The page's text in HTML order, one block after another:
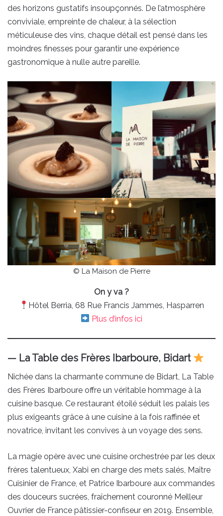
des horizons gustatifs insoupçonnés. De l’atmosphère
conviviale, empreinte de chaleur, à la sélection
méticuleuse des vins, chaque détail est pensé dans les
moindres finesses pour garantir une expérience
gastronomique à nulle autre pareille.
© La Maison de Pierre
On y va ?
Hôtel Berria, 68 Rue Francis Jammes, Hasparren
Plus d’infos ici
— La Table des Frères Ibarboure, Bidart
Nichée dans la charmante commune de Bidart, La Table
des Frères Ibarboure offre un véritable hommage à la
cuisine basque. Ce restaurant étoilé séduit les palais les
plus exigeants grâce à une cuisine à la fois raffinée et
novatrice, invitant les convives à un voyage des sens.
La magie opère avec une cuisine orchestrée par les deux
frères talentueux, Xabi en charge des mets salés, Maître
Cuisinier de France, et Patrice Ibarboure aux commandes
des douceurs sucrées, fraîchement couronné Meilleur
Ouvrier de France pâtissier-confiseur en 2019. Ensemble,